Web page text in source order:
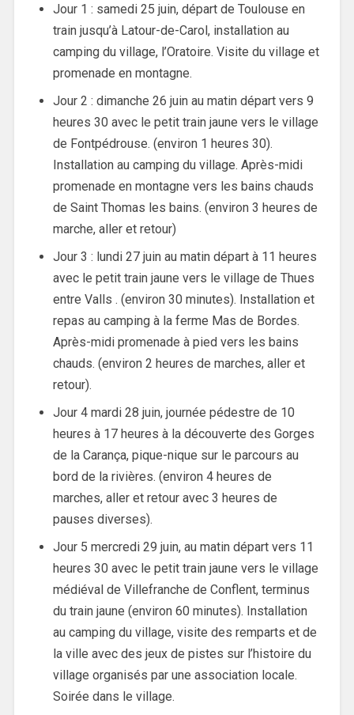
Jour 1 : samedi 25 juin, départ de Toulouse en
train jusqu’à Latour-de-Carol, installation au
camping du village, l’Oratoire. Visite du village et
promenade en montagne.
Jour 2 : dimanche 26 juin au matin départ vers 9
heures 30 avec le petit train jaune vers le village
de Fontpédrouse. (environ 1 heures 30).
Installation au camping du village. Après-midi
promenade en montagne vers les bains chauds
de Saint Thomas les bains. (environ 3 heures de
marche, aller et retour)
Jour 3 : lundi 27 juin au matin départ à 11 heures
avec le petit train jaune vers le village de Thues
entre Valls . (environ 30 minutes). Installation et
repas au camping à la ferme Mas de Bordes.
Après-midi promenade à pied vers les bains
chauds. (environ 2 heures de marches, aller et
retour).
Jour 4 mardi 28 juin, journée pédestre de 10
heures à 17 heures à la découverte des Gorges
de la Carança, pique-nique sur le parcours au
bord de la rivières. (environ 4 heures de
marches, aller et retour avec 3 heures de
pauses diverses).
Jour 5 mercredi 29 juin, au matin départ vers 11
heures 30 avec le petit train jaune vers le village
médiéval de Villefranche de Conflent, terminus
du train jaune (environ 60 minutes). Installation
au camping du village, visite des remparts et de
la ville avec des jeux de pistes sur l’histoire du
village organisés par une association locale.
Soirée dans le village.